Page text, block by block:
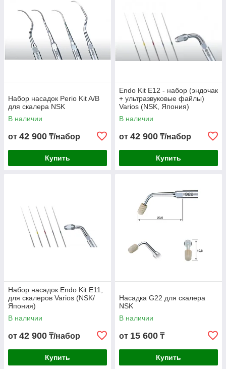
Набор насадок Perio Kit A/B
для скалера NSK
В наличии
от 42 900 ₸/набор
Купить
Endo Kit E12 - набор (эндочак
+ ультразвуковые файлы)
Varios (NSK, Япония)
В наличии
от 42 900 ₸/набор
Купить
Набор насадок Endo Kit E11,
для скалеров Varios (NSK/
Япония)
В наличии
от 42 900 ₸/набор
Купить
Насадка G22 для скалера
NSK
В наличии
от 15 600 ₸
Купить